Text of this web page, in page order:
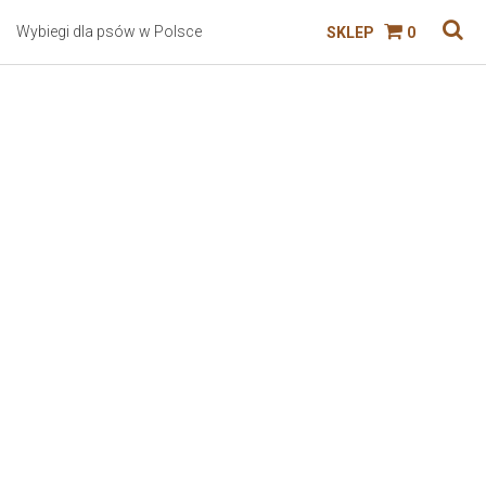
Wybiegi dla psów w Polsce SKLEP 0